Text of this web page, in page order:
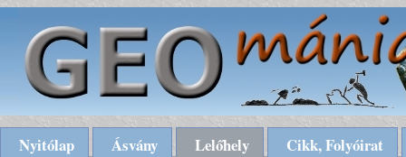
Nyitólap Ásvány Lelőhely
Cikk, Folyóirat